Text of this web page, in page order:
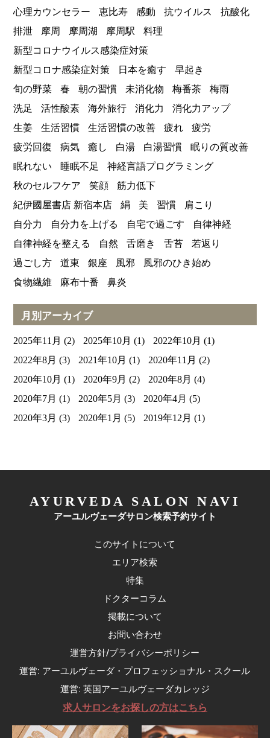
心理カウンセラー
恵比寿 感動 抗ウイルス
抗酸化
排泄
摩周 摩周湖 摩周駅
料理
新型コロナウイルス感染症対策
新型コロナ感染症対策
日本を癒す
早起き
旬の野菜
春 朝の習慣 未消化物 梅番茶
梅雨
洗足
活性酸素 海外旅行 消化力
消化力アップ
生姜
生活習慣 生活習慣の改善 疲れ
疲労
疲労回復
病気 癒し 白湯 白湯習慣
眠りの質改善
眠れない
睡眠不足
神経言語プログラミング
秋のセルフケア
笑顔
筋力低下
紀伊國屋書店 新宿本店
絹 美 習慣
肩こり
自分力
自分力を上げる 自宅で過ごす
自律神経
自律神経を整える
自然 舌磨き 舌苔
若返り
過ごし方
道東 銀座 風邪
風邪のひき始め
食物繊維
麻布十番 鼻炎
月別アーカイブ
2025年11月 (2) 2025年10月 (1) 2022年10月 (1)
2022年8月 (3) 2021年10月 (1) 2020年11月 (2)
2020年10月 (1) 2020年9月 (2) 2020年8月 (4)
2020年7月 (1) 2020年5月 (3) 2020年4月 (5)
2020年3月 (3) 2020年1月 (5) 2019年12月 (1)
AYURVEDA SALON NAVI
アーユルヴェーダサロン検索予約サイト
このサイトについて
エリア検索
特集
ドクターコラム
掲載について
お問い合わせ
運営方針/プライバシーポリシー
運営: アーユルヴェーダ・プロフェッショナル・スクール
運営: 英国アーユルヴェーダカレッジ
求人サロンをお探しの方はこちら